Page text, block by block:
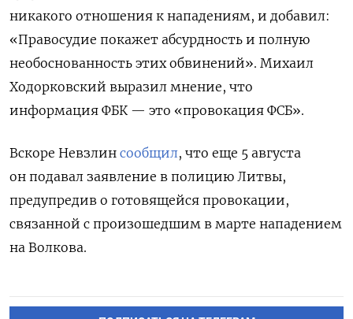
никакого отношения к нападениям, и добавил:
«Правосудие покажет абсурдность и полную
необоснованность этих обвинений». Михаил
Ходорковский выразил мнение, что
информация ФБК — это «провокация ФСБ».
Вскоре Невзлин сообщил, что еще 5 августа
он подавал заявление в полицию Литвы,
предупредив о готовящейся провокации,
связанной с произошедшим в марте нападением
на Волкова.